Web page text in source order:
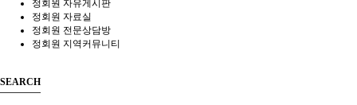
정회원 자유게시판
정회원 자료실
정회원 전문상담방
정회원 지역커뮤니티
SEARCH